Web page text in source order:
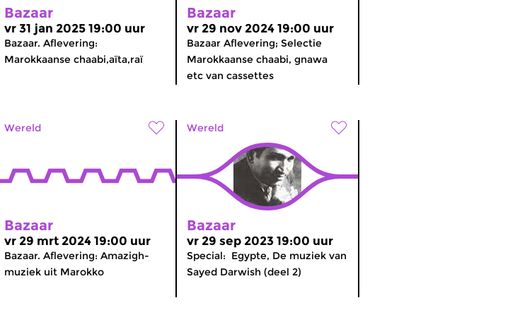
Bazaar
vr 31 jan 2025 19:00 uur
Bazaar. Aflevering:
Marokkaanse chaabi,aïta,raï
Bazaar
vr 29 nov 2024 19:00 uur
Bazaar Aflevering; Selectie
Marokkaanse chaabi, gnawa
etc van cassettes
Wereld
Bazaar
vr 29 mrt 2024 19:00 uur
Bazaar. Aflevering: Amazigh-
muziek uit Marokko
Wereld
Bazaar
vr 29 sep 2023 19:00 uur
Special: Egypte, De muziek van
Sayed Darwish (deel 2)